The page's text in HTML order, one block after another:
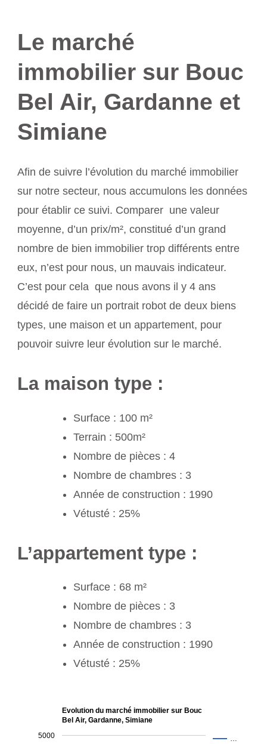
Le marché
immobilier sur Bouc
Bel Air, Gardanne et
Simiane
Afin de suivre l’évolution du marché immobilier
sur notre secteur, nous accumulons les données
pour établir ce suivi. Comparer une valeur
moyenne, d’un prix/m², constitué d’un grand
nombre de bien immobilier trop différents entre
eux, n’est pour nous, un mauvais indicateur.
C’est pour cela que nous avons il y 4 ans
décidé de faire un portrait robot de deux biens
types, une maison et un appartement, pour
pouvoir suivre leur évolution sur le marché.
La maison type :
Surface : 100 m²
Terrain : 500m²
Nombre de pièces : 4
Nombre de chambres : 3
Année de construction : 1990
Vétusté : 25%
L’appartement type :
Surface : 68 m²
Nombre de pièces : 3
Nombre de chambres : 3
Année de construction : 1990
Vétusté : 25%
Evolution du marché immobilier sur Bouc
Bel Air, Gardanne, Simiane
…
5000